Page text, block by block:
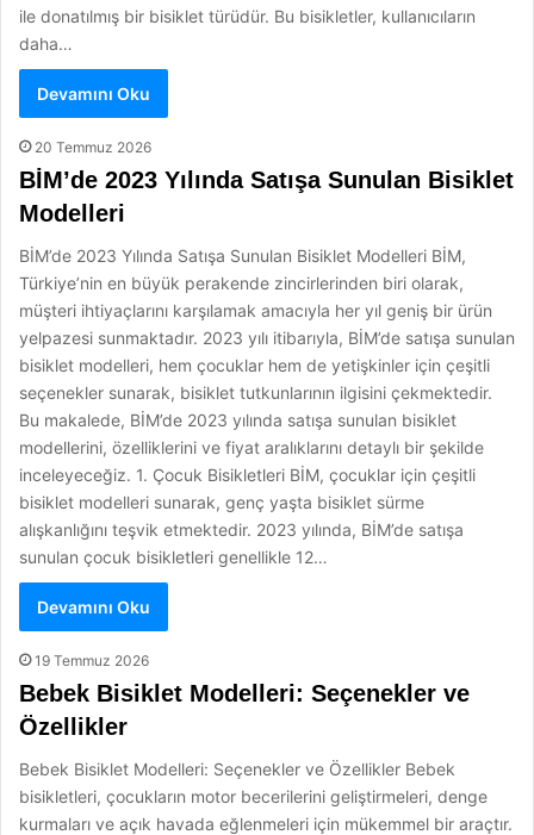
ile donatılmış bir bisiklet türüdür. Bu bisikletler, kullanıcıların
daha…
Devamını Oku
20 Temmuz 2026
BİM’de 2023 Yılında Satışa Sunulan Bisiklet
Modelleri
BİM’de 2023 Yılında Satışa Sunulan Bisiklet Modelleri BİM,
Türkiye’nin en büyük perakende zincirlerinden biri olarak,
müşteri ihtiyaçlarını karşılamak amacıyla her yıl geniş bir ürün
yelpazesi sunmaktadır. 2023 yılı itibarıyla, BİM’de satışa sunulan
bisiklet modelleri, hem çocuklar hem de yetişkinler için çeşitli
seçenekler sunarak, bisiklet tutkunlarının ilgisini çekmektedir.
Bu makalede, BİM’de 2023 yılında satışa sunulan bisiklet
modellerini, özelliklerini ve fiyat aralıklarını detaylı bir şekilde
inceleyeceğiz. 1. Çocuk Bisikletleri BİM, çocuklar için çeşitli
bisiklet modelleri sunarak, genç yaşta bisiklet sürme
alışkanlığını teşvik etmektedir. 2023 yılında, BİM’de satışa
sunulan çocuk bisikletleri genellikle 12…
Devamını Oku
19 Temmuz 2026
Bebek Bisiklet Modelleri: Seçenekler ve
Özellikler
Bebek Bisiklet Modelleri: Seçenekler ve Özellikler Bebek
bisikletleri, çocukların motor becerilerini geliştirmeleri, denge
kurmaları ve açık havada eğlenmeleri için mükemmel bir araçtır.